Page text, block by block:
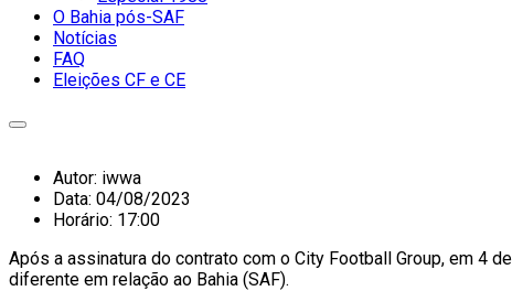
O Bahia pós-SAF
Notícias
FAQ
Eleições CF e CE
Autor: iwwa
Data: 04/08/2023
Horário: 17:00
Após a assinatura do contrato com o City Football Group, em 4
diferente em relação ao Bahia (SAF).